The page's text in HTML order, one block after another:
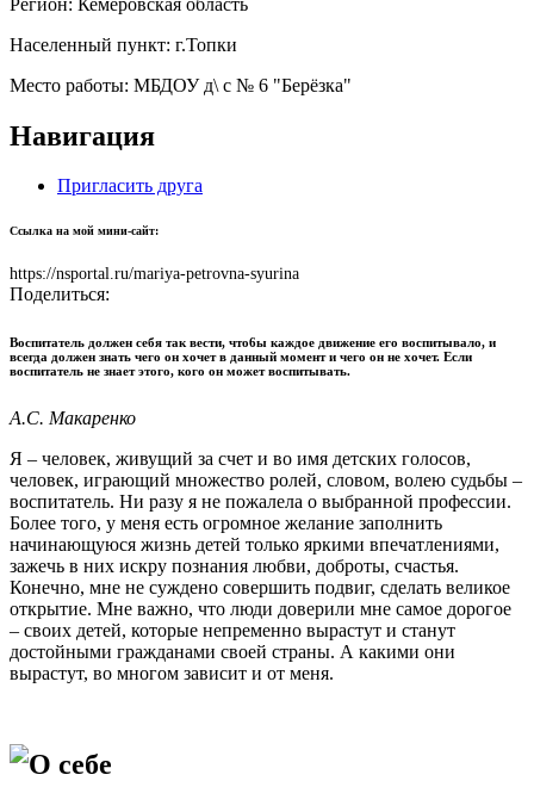
Населенный пункт: г.Топки
Место работы: МБДОУ д\ с № 6 "Берёзка"
Навигация
Пригласить друга
Ссылка на мой мини-сайт:
https://nsportal.ru/mariya-petrovna-syurina
Поделиться:
Воспитатель должен себя так вести, что6ы каждое движение его воспитывало, и
всегда должен знать чего он хочет в данный момент и чего он не хочет. Если
воспитатель не знает этого, кого он может воспитывать.
А.С. Макаренко
Я – человек, живущий за счет и во имя детских голосов,
человек, играющий множество ролей, словом, волею судьбы –
воспитатель. Ни разу я не пожалела о выбранной профессии.
Более того, у меня есть огромное желание заполнить
начинающуюся жизнь детей только яркими впечатлениями,
зажечь в них искру познания любви, доброты, счастья.
Конечно, мне не суждено совершить подвиг, сделать великое
открытие. Мне важно, что люди доверили мне самое дорогое
– своих детей, которые непременно вырастут и станут
достойными гражданами своей страны. А какими они
вырастут, во многом зависит и от меня.
О себе